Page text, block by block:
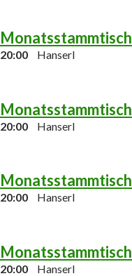
Monatsstammtisch
20:00 Hanserl
Monatsstammtisch
20:00 Hanserl
Monatsstammtisch
20:00 Hanserl
Monatsstammtisch
20:00 Hanserl